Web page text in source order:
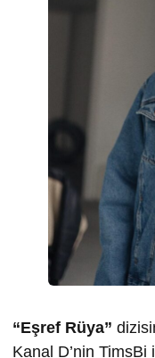
“Eşref Rüya”
Kanal D’nin